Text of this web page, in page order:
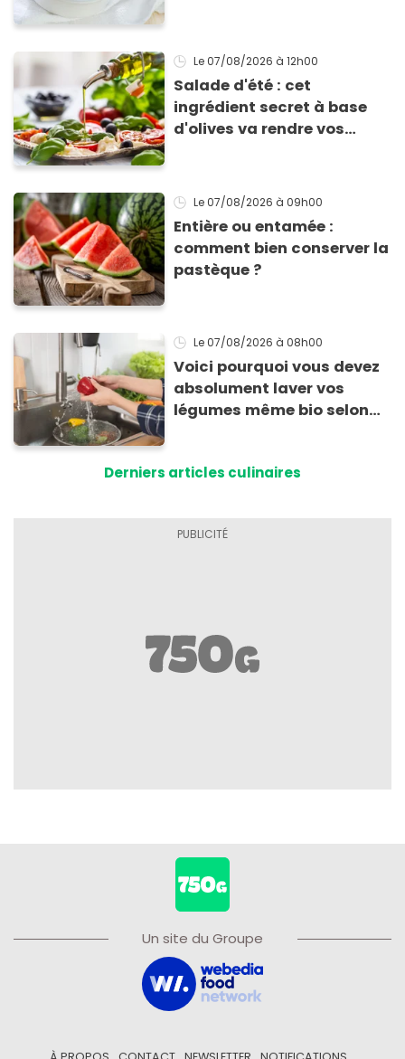
Le 07/08/2026 à 12h00
Salade d'été : cet
ingrédient secret à base
d'olives va rendre vos
Le 07/08/2026 à 09h00
Entière ou entamée :
comment bien conserver la
pastèque ?
Le 07/08/2026 à 08h00
Voici pourquoi vous devez
absolument laver vos
légumes même bio selon
Derniers articles culinaires
Un site du Groupe